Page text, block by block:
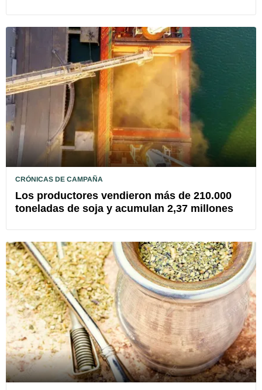
CRÓNICAS DE CAMPAÑA
Los productores vendieron más de 210.000
toneladas de soja y acumulan 2,37 millones